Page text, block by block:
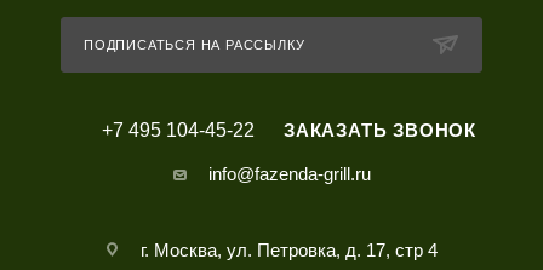
ПОДПИСАТЬСЯ НА РАССЫЛКУ
+7 495 104-45-22 ЗАКАЗАТЬ ЗВОНОК
info@fazenda-grill.ru
г. Москва, ул. Петровка, д. 17, стр 4